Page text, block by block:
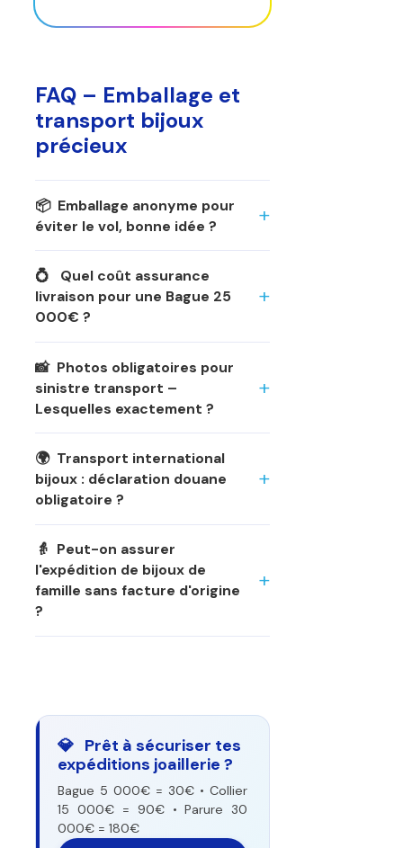
FAQ – Emballage et
transport bijoux
précieux
📦 Emballage anonyme pour
éviter le vol, bonne idée ?
💍 Quel coût assurance
livraison pour une Bague 25
000€ ?
📸 Photos obligatoires pour
sinistre transport –
Lesquelles exactement ?
🌍 Transport international
bijoux : déclaration douane
obligatoire ?
👵 Peut-on assurer
l'expédition de bijoux de
famille sans facture d'origine
?
💎 Prêt à sécuriser tes
expéditions joaillerie ?
Bague 5 000€ = 30€ • Collier
15 000€ = 90€ • Parure 30
000€ = 180€